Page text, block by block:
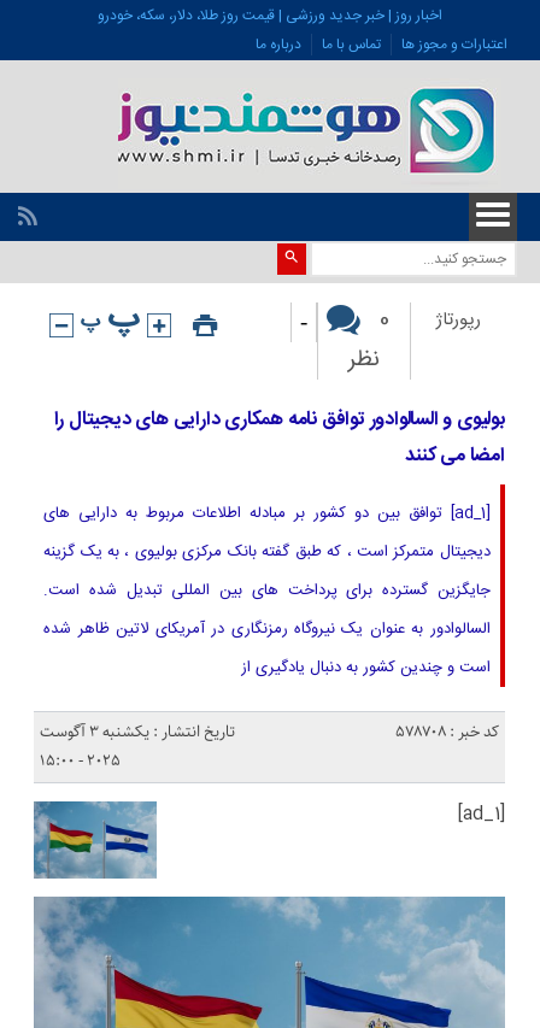
اخبار روز | خبر جدید ورزشی | قیمت روز طلا، دلار، سکه، خودرو
اعتبارات و مجوز ها
تماس با ما درباره ما
رپورتاژ
0
نظر
-
بولیوی و السالوادور توافق نامه همکاری دارایی های دیجیتال را
امضا می کنند
[ad_1] توافق بین دو کشور بر مبادله اطلاعات مربوط به دارایی های
دیجیتال متمرکز است ، که طبق گفته بانک مرکزی بولیوی ، به یک گزینه
جایگزین گسترده برای پرداخت های بین المللی تبدیل شده است.
السالوادور به عنوان یک نیروگاه رمزنگاری در آمریکای لاتین ظاهر شده
است و چندین کشور به دنبال یادگیری از
کد خبر : 578708
تاریخ انتشار : یکشنبه 3 آگوست
2025 - 15:00
[ad_1]